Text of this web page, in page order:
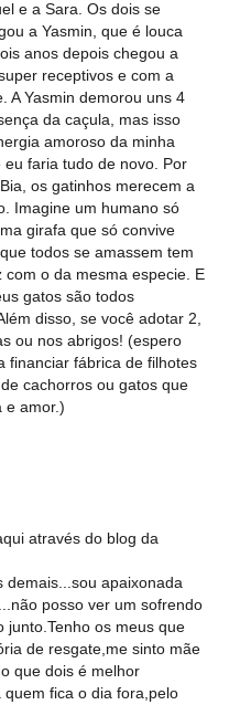
e a Sara. Os dois se
a Yasmin, que é louca
anos depois chegou a
receptivos e com a
A Yasmin demorou uns 4
da caçula, mas isso
amoroso da minha
faria tudo de novo. Por
os gatinhos merecem a
Imagine um humano só
girafa que só convive
todos se amassem tem
o da mesma especie. E
gatos são todos
disso, se você adotar 2,
ou nos abrigos! (espero
financiar fábrica de filhotes
cachorros ou gatos que
e amor.)
através do blog da
demais...sou apaixonada
posso ver um sofrendo
junto.Tenho os meus que
de resgate,me sinto mãe
que dois é melhor
fica o dia fora,pelo